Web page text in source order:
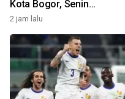
Kota Bogor, Senin
(10/8/2026)
2 jam lalu